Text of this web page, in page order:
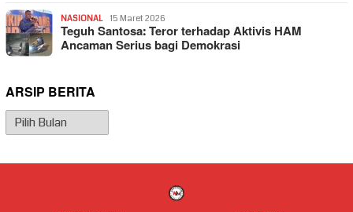
NASIONAL 15 Maret 2026
Teguh Santosa: Teror terhadap Aktivis HAM
Ancaman Serius bagi Demokrasi
ARSIP BERITA
Arsip
Berita